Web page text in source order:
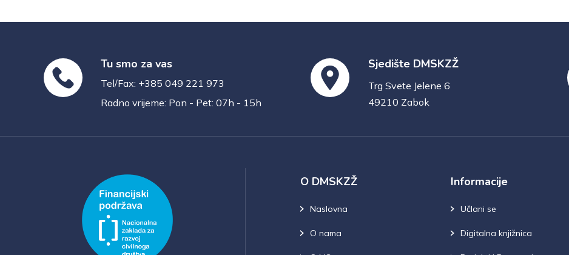
Tu smo za vas
Tel/Fax: +385 049 221 973
Radno vrijeme: Pon - Pet: 07h - 15h
Sjedište DMSKZŽ
Trg Svete Jelene 6
49210 Zabok
O DMSKZŽ
Naslovna
O nama
Informacije
Učlani se
Digitalna knjižnica